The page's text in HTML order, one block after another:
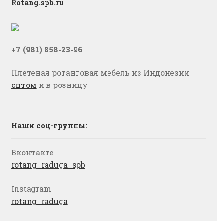
Rotang.spb.ru
+7 (981) 858-23-96
Плетеная ротанговая мебель из Индонезии
оптом и в розницу
Наши соц-группы:
Вконтакте
rotang_raduga_spb
Instagram
rotang_raduga